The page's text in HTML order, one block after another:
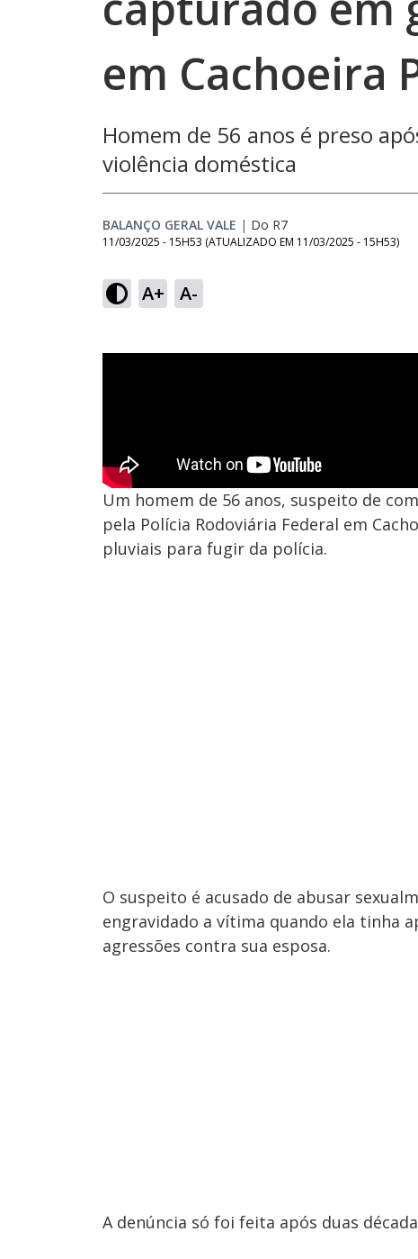
em Cachoeira
Homem de 56 anos é preso
violência doméstica
BALANÇO GERAL VALE | Do R7
11/03/2025 - 15H53 (ATUALIZADO EM 11/03/2025 - 15H53)
A+ A-
Um homem de 56 anos, suspeito de
pela Polícia Rodoviária Federal em
pluviais para fugir da polícia.
O suspeito é acusado de abusar
engravidado a vítima quando ela tinha
agressões contra sua esposa.
A denúncia só foi feita após duas